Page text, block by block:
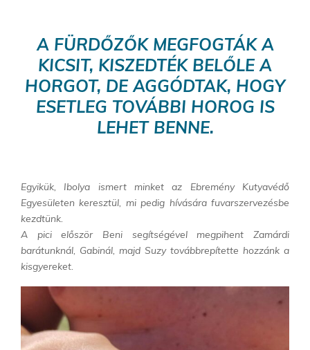
A FÜRDŐZŐK MEGFOGTÁK A
KICSIT, KISZEDTÉK BELŐLE A
HORGOT, DE AGGÓDTAK, HOGY
ESETLEG TOVÁBBI HOROG IS
LEHET BENNE.
Egyikük, Ibolya ismert minket az Ebremény Kutyavédő
Egyesületen keresztül, mi pedig hívására fuvarszervezésbe
kezdtünk.
A pici először Beni segítségével megpihent Zamárdi
barátunknál, Gabinál, majd Suzy továbbrepítette hozzánk a
kisgyereket.